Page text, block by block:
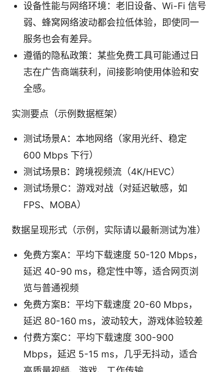
设备性能与网络环境：老旧设备、Wi-Fi 信号
弱、蜂窝网络波动都会拉低体验，即使同一
服务也会有差异。
遵循的隐私政策：某些免费工具可能通过日
志在广告商端获利，间接影响使用体验和安
全感。
实测要点（示例数据框架）
测试场景A：本地网络（家用光纤、稳定
600 Mbps 下行）
测试场景B：跨境视频流（4K/HEVC）
测试场景C：游戏对战（对延迟敏感，如
FPS、MOBA）
数据呈现形式（示例，实际请以最新测试为准）
免费方案A：平均下载速度 50-120 Mbps，
延迟 40-90 ms，稳定性中等，适合网页浏
览与普通视频
免费方案B：平均下载速度 20-60 Mbps，
延迟 80-160 ms，波动较大，游戏体验较差
付费方案C：平均下载速度 300-900
Mbps，延迟 5-15 ms，几乎无抖动，适合